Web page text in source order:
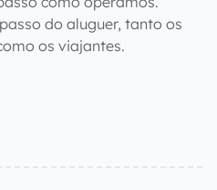
do aluguer, tanto os
os viajantes.